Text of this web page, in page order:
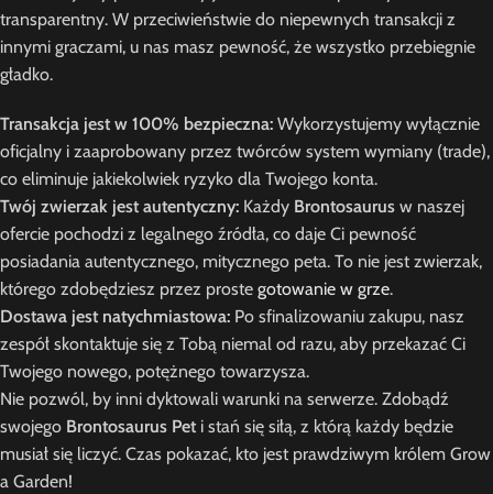
transparentny. W przeciwieństwie do niepewnych transakcji z
innymi graczami, u nas masz pewność, że wszystko przebiegnie
gładko.
Transakcja jest w 100% bezpieczna: Wykorzystujemy wyłącznie
oficjalny i zaaprobowany przez twórców system wymiany (trade),
co eliminuje jakiekolwiek ryzyko dla Twojego konta.
Twój zwierzak jest autentyczny: Każdy Brontosaurus w naszej
ofercie pochodzi z legalnego źródła, co daje Ci pewność
posiadania autentycznego, mitycznego peta. To nie jest zwierzak,
którego zdobędziesz przez proste gotowanie w grze.
Dostawa jest natychmiastowa: Po sfinalizowaniu zakupu, nasz
zespół skontaktuje się z Tobą niemal od razu, aby przekazać Ci
Twojego nowego, potężnego towarzysza.
Nie pozwól, by inni dyktowali warunki na serwerze. Zdobądź
swojego Brontosaurus Peti stań się siłą, z którą każdy będzie
musiał się liczyć. Czas pokazać, kto jest prawdziwym królem Grow
a Garden!